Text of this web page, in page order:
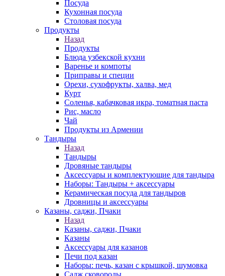
Посуда
Кухонная посуда
Столовая посуда
Продукты
Назад
Продукты
Блюда узбекской кухни
Варенье и компоты
Приправы и специи
Орехи, сухофрукты, халва, мед
Курт
Соленья, кабачковая икра, томатная паста
Рис, масло
Чай
Продукты из Армении
Тандыры
Назад
Тандыры
Дровяные тандыры
Аксессуары и комплектующие для тандыра
Наборы: Тандыры + аксессуары
Керамическая посуда для тандыров
Дровницы и аксессуары
Казаны, саджи, Пчаки
Назад
Казаны, саджи, Пчаки
Казаны
Аксессуары для казанов
Печи под казан
Наборы: печь, казан с крышкой, шумовка
Садж сковороды